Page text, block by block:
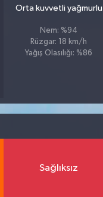
Orta kuvvetli yağmurlu
Nem: %94
Rüzgar: 18 km/h
Yağış Olasılığı: %86
Sağlıksız